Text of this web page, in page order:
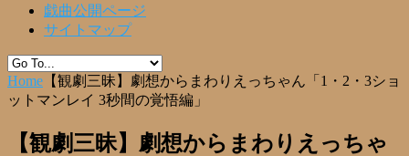
戯曲公開ページ
サイトマップ
Home 【観劇三昧】劇想からまわりえっちゃん「1・2・3ショ
ットマンレイ 3秒間の覚悟編」
【観劇三昧】劇想からまわりえっちゃ